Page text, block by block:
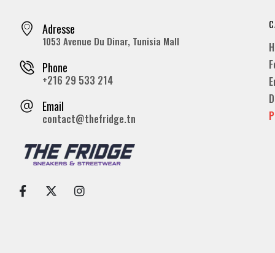
Adresse
1053 Avenue Du Dinar, Tunisia Mall
Phone
+216 29 533 214
Email
contact@thefridge.tn